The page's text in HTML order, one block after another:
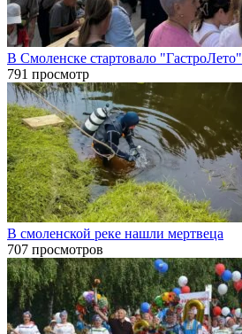
В Смоленске стартовало "ГастроЛето"
791 просмотр
В смоленской реке нашли мертвеца
707 просмотров